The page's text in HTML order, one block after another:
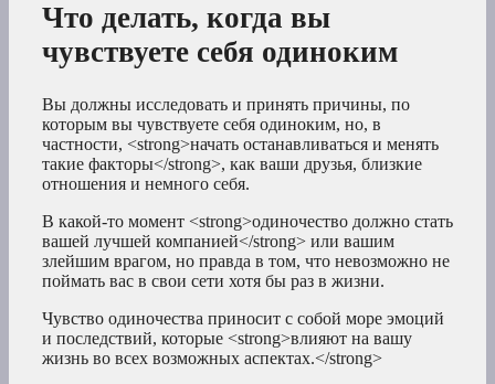
Что делать, когда вы
чувствуете себя одиноким
Вы должны исследовать и принять причины, по
которым вы чувствуете себя одиноким, но, в
частности, <strong>начать останавливаться и менять
такие факторы</strong>, как ваши друзья, близкие
отношения и немного себя.
В какой-то момент <strong>одиночество должно стать
вашей лучшей компанией</strong> или вашим
злейшим врагом, но правда в том, что невозможно не
поймать вас в свои сети хотя бы раз в жизни.
Чувство одиночества приносит с собой море эмоций
и последствий, которые <strong>влияют на вашу
жизнь во всех возможных аспектах.</strong>